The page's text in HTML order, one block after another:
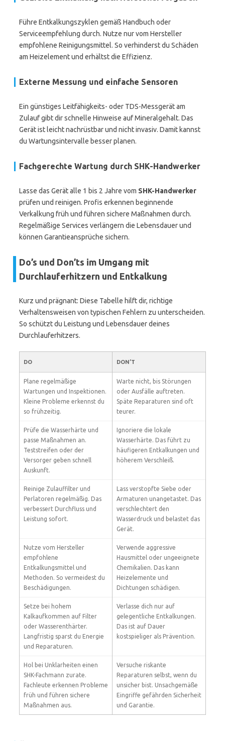
Führe Entkalkungszyklen gemäß Handbuch oder
Serviceempfehlung durch. Nutze nur vom Hersteller
empfohlene Reinigungsmittel. So verhinderst du Schäden
am Heizelement und erhältst die Effizienz.
Externe Messung und einfache Sensoren
Ein günstiges Leitfähigkeits- oder TDS-Messgerät am
Zulauf gibt dir schnelle Hinweise auf Mineralgehalt. Das
Gerät ist leicht nachrüstbar und nicht invasiv. Damit kannst
du Wartungsintervalle besser planen.
Fachgerechte Wartung durch SHK-Handwerker
Lasse das Gerät alle 1 bis 2 Jahre vom SHK-Handwerker
prüfen und reinigen. Profis erkennen beginnende
Verkalkung früh und führen sichere Maßnahmen durch.
Regelmäßige Services verlängern die Lebensdauer und
können Garantieansprüche sichern.
Do’s und Don’ts im Umgang mit
Durchlauferhitzern und Entkalkung
Kurz und prägnant: Diese Tabelle hilft dir, richtige
Verhaltensweisen von typischen Fehlern zu unterscheiden.
So schützt du Leistung und Lebensdauer deines
Durchlauferhitzers.
DO DON’T
Plane regelmäßige
Wartungen und Inspektionen.
Kleine Probleme erkennst du
so frühzeitig.
Warte nicht, bis Störungen
oder Ausfälle auftreten.
Späte Reparaturen sind oft
teurer.
Prüfe die Wasserhärte und
passe Maßnahmen an.
Teststreifen oder der
Versorger geben schnell
Auskunft.
Ignoriere die lokale
Wasserhärte. Das führt zu
häufigeren Entkalkungen und
höherem Verschleiß.
Reinige Zulauffilter und
Perlatoren regelmäßig. Das
verbessert Durchfluss und
Leistung sofort.
Lass verstopfte Siebe oder
Armaturen unangetastet. Das
verschlechtert den
Wasserdruck und belastet das
Gerät.
Nutze vom Hersteller
empfohlene
Entkalkungsmittel und
Methoden. So vermeidest du
Beschädigungen.
Verwende aggressive
Hausmittel oder ungeeignete
Chemikalien. Das kann
Heizelemente und
Dichtungen schädigen.
Setze bei hohem
Kalkaufkommen auf Filter
oder Wasserenthärter.
Langfristig sparst du Energie
und Reparaturen.
Verlasse dich nur auf
gelegentliche Entkalkungen.
Das ist auf Dauer
kostspieliger als Prävention.
Hol bei Unklarheiten einen
SHK-Fachmann zurate.
Fachleute erkennen Probleme
früh und führen sichere
Maßnahmen aus.
Versuche riskante
Reparaturen selbst, wenn du
unsicher bist. Unsachgemäße
Eingriffe gefährden Sicherheit
und Garantie.